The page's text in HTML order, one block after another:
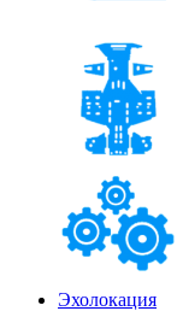
Эхолокация